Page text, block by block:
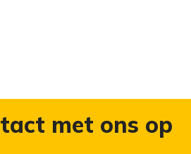
met ons op